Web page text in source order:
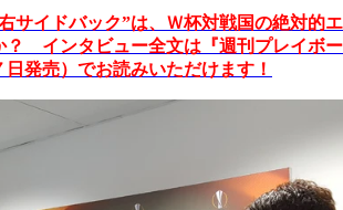
サイドバック”は、Ｗ杯対戦国の絶対的エ
？ インタビュー全文は『週刊プレイボー
発売）でお読みいただけます！